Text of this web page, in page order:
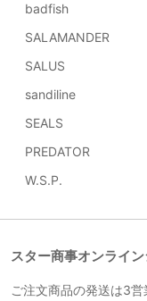
スター商事オンライ
ご注文商品の発送は3
badfish
SALAMANDER
SALUS
sandiline
SEALS
PREDATOR
W.S.P.